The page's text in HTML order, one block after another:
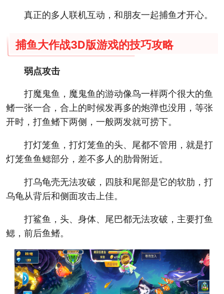
真正的多人联机互动，和朋友一起捕鱼才开心。
捕鱼大作战3D版游戏的技巧攻略
弱点攻击
打魔鬼鱼，魔鬼鱼的游动像鸟一样两个很大的鱼
鳍一张一合，合上的时候发再多的炮弹也没用，等张
开时，打鱼鳍下两侧，一般两发就可捞下。
打灯笼鱼，打灯笼鱼的头、尾都不管用，就是打
灯笼鱼鱼鳃部分，差不多人的肋骨附近。
打乌龟壳无法攻破，四肢和尾部是它的软肋，打
乌龟从背后和侧面攻击上佳。
打鲨鱼，头、身体、尾巴都无法攻破，主要打鱼
鳃，前后鱼鳍。